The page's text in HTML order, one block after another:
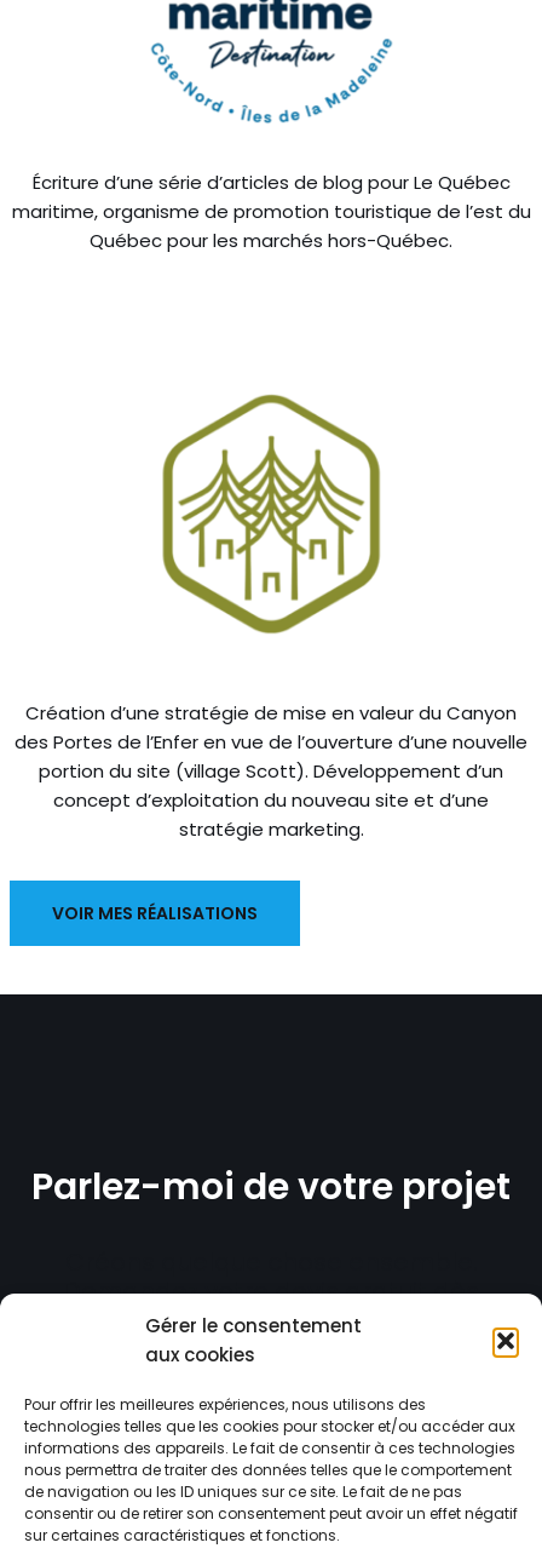
Gérer le consentement
aux cookies
Pour offrir les meilleures expériences, nous utilisons des
technologies telles que les cookies pour stocker et/ou accéder aux
informations des appareils. Le fait de consentir à ces technologies
nous permettra de traiter des données telles que le comportement
de navigation ou les ID uniques sur ce site. Le fait de ne pas
consentir ou de retirer son consentement peut avoir un effet négatif
sur certaines caractéristiques et fonctions.
Écriture d’une série d’articles de blog pour Le Québec
maritime, organisme de promotion touristique de l’est du
Québec pour les marchés hors-Québec.
Création d’une stratégie de mise en valeur du Canyon
des Portes de l’Enfer en vue de l’ouverture d’une nouvelle
portion du site (village Scott). Développement d’un
concept d’exploitation du nouveau site et d’une
stratégie marketing.
VOIR MES RÉALISATIONS
Parlez-moi de votre projet
Demandez votre devis gratuit dès
maintenant.
ESTIMATION GRATUITE